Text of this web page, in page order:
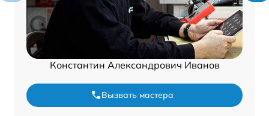
Константин Александрович Иванов
Вызвать мастера